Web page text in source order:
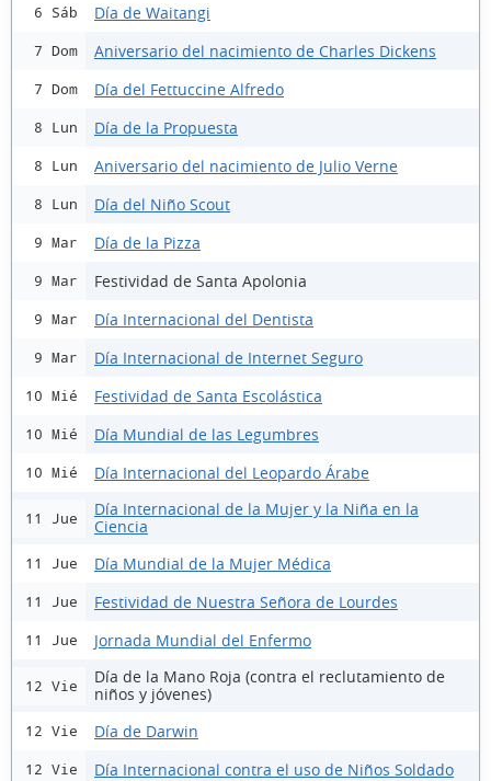
6 Sáb Día de Waitangi
7 Dom Aniversario del nacimiento de Charles Dickens
7 Dom Día del Fettuccine Alfredo
8 Lun Día de la Propuesta
8 Lun Aniversario del nacimiento de Julio Verne
8 Lun Día del Niño Scout
9 Mar Día de la Pizza
9 Mar Festividad de Santa Apolonia
9 Mar Día Internacional del Dentista
9 Mar Día Internacional de Internet Seguro
10 Mié Festividad de Santa Escolástica
10 Mié Día Mundial de las Legumbres
10 Mié Día Internacional del Leopardo Árabe
11 Jue
Día Internacional de la Mujer y la Niña en la
Ciencia
11 Jue Día Mundial de la Mujer Médica
11 Jue Festividad de Nuestra Señora de Lourdes
11 Jue Jornada Mundial del Enfermo
12 Vie
Día de la Mano Roja (contra el reclutamiento de
niños y jóvenes)
12 Vie Día de Darwin
12 Vie Día Internacional contra el uso de Niños Soldado